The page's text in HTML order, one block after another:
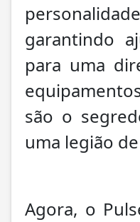
garantindo
para uma
são o
uma legião
Agora, o